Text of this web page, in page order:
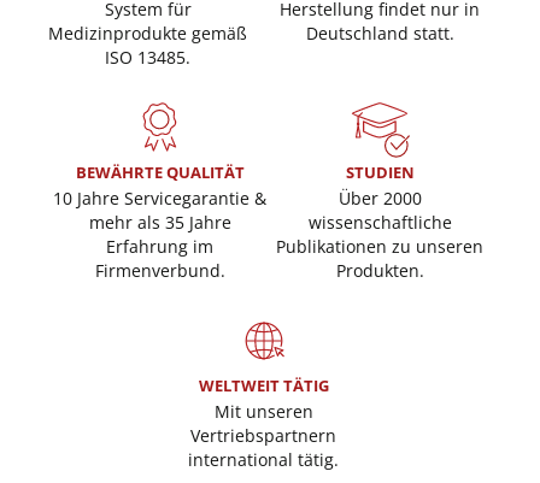
System für
Medizinprodukte gemäß
ISO 13485.
Herstellung findet nur in
Deutschland statt.
BEWÄHRTE QUALITÄT
10 Jahre Servicegarantie &
mehr als 35 Jahre
Erfahrung im
Firmenverbund.
STUDIEN
Über 2000
wissenschaftliche
Publikationen zu unseren
Produkten.
WELTWEIT TÄTIG
Mit unseren
Vertriebspartnern
international tätig.